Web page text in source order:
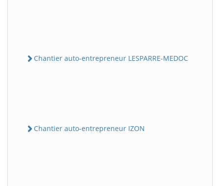
Chantier auto-entrepreneur LESPARRE-MEDOC
Chantier auto-entrepreneur IZON